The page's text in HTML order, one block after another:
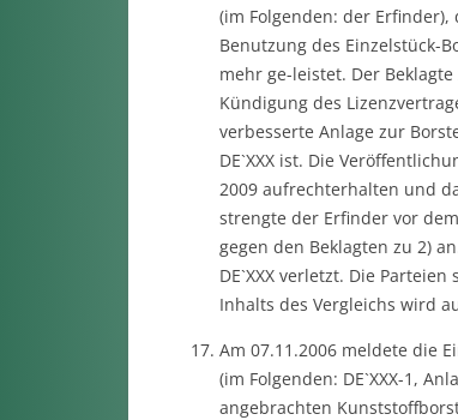
(im Folgenden: der
Benutzung des Einzelstück-
mehr ge-leistet. Der
Kündigung des
verbesserte Anlage zur
DE`XXX ist. Die
2009 aufrechterhalten und
strengte der Erfinder vor
gegen den Beklagten zu 2)
DE`XXX verletzt. Die
Inhalts des Vergleichs wird
Am 07.11.2006 meldete die
(im Folgenden: DE`XXX-1,
angebrachten